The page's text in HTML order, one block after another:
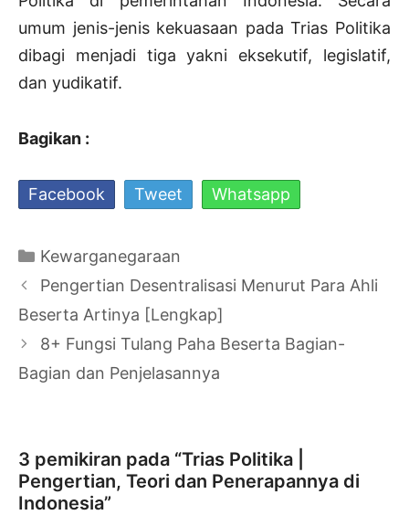
umum jenis-jenis kekuasaan pada Trias Politika
dibagi menjadi tiga yakni eksekutif, legislatif,
dan yudikatif.
Bagikan :
Facebook Tweet Whatsapp
Kategori
Kewarganegaraan
Navigasi
Tulisan
Pengertian Desentralisasi Menurut Para Ahli
Beserta Artinya [Lengkap]
8+ Fungsi Tulang Paha Beserta Bagian-
Bagian dan Penjelasannya
3 pemikiran pada “Trias Politika |
Pengertian, Teori dan Penerapannya di
Indonesia”